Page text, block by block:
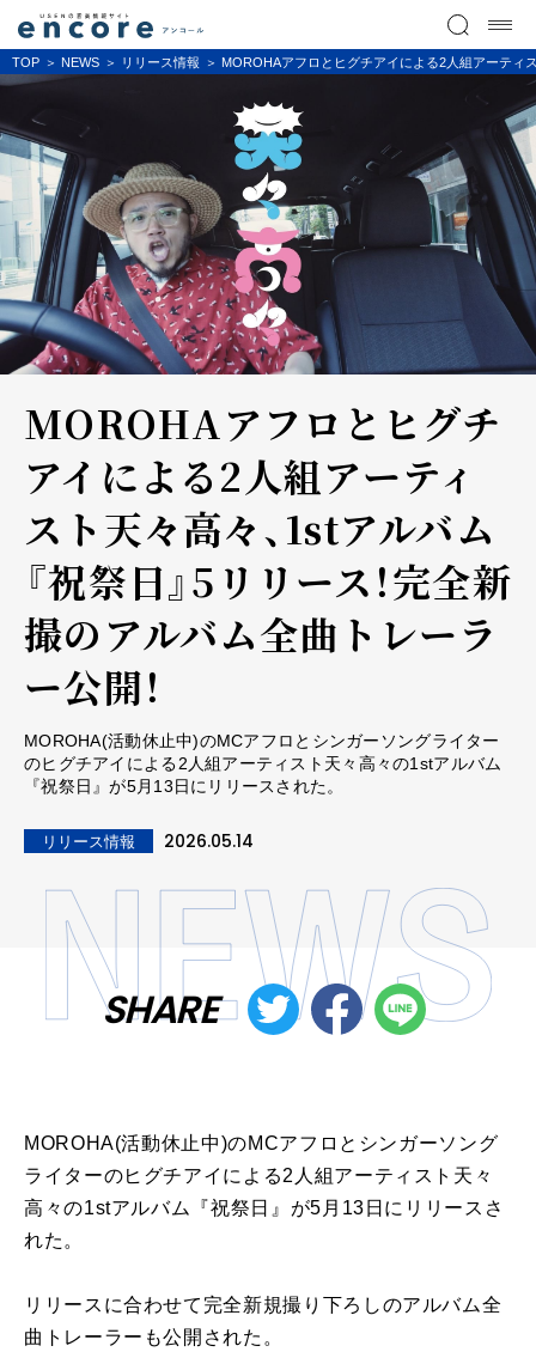
TOP NEWS リリース情報 MOROHAアフロとヒグチアイによる2人組アーティ
MOROHAアフロとヒグチ
アイによる2人組アーティ
スト天々高々、1stアルバム
『祝祭日』5リリース！完全新
撮のアルバム全曲トレーラ
ー公開！
MOROHA(活動休止中)のMCアフロとシンガーソングライター
のヒグチアイによる2⼈組アーティスト天々高々の1stアルバム
『祝祭日』が5月13日にリリースされた。
リリース情報 2026.05.14
SHARE
MOROHA(活動休止中)のMCアフロとシンガーソング
ライターのヒグチアイによる2⼈組アーティスト天々
高々の1stアルバム『祝祭日』が5月13日にリリースさ
れた。
リリースに合わせて完全新規撮り下ろしのアルバム全
曲トレーラーも公開された。